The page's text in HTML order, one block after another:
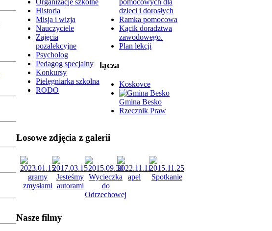
Organizacje szkolne
Historia
Misja i wizja
Nauczyciele
Zajęcia
pozalekcyjne
Psycholog
Pedagog specjalny
Konkursy
Pielęgniarka szkolna
RODO
pomocowych dla
dzieci i dorosłych
Ramka pomocowa
Kącik doradztwa
zawodowego.
Plan lekcji
lącza
Koskovce
Gmina Besko
Rzecznik Praw
Losowe zdjęcia z galerii
Nasze filmy